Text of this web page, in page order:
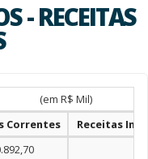
- RECEITAS
(em R$ Mil)
Correntes
Receitas